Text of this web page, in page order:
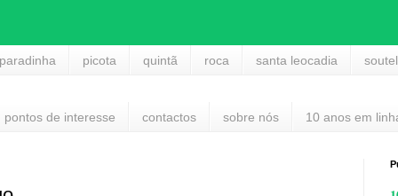
picota quintã roca santa leocadia
pontos de interesse contactos sobre nós 10 anos em